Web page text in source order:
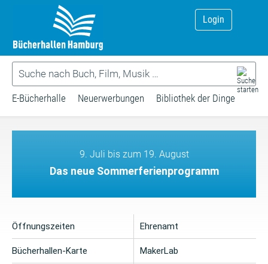
Login
E-Bücherhalle Neuerwerbungen Bibliothek der Dinge
9. Juli bis zum 19. August
Das neue Sommerferienprogramm
Öffnungszeiten
Bücherhallen-Karte
Ehrenamt
MakerLab